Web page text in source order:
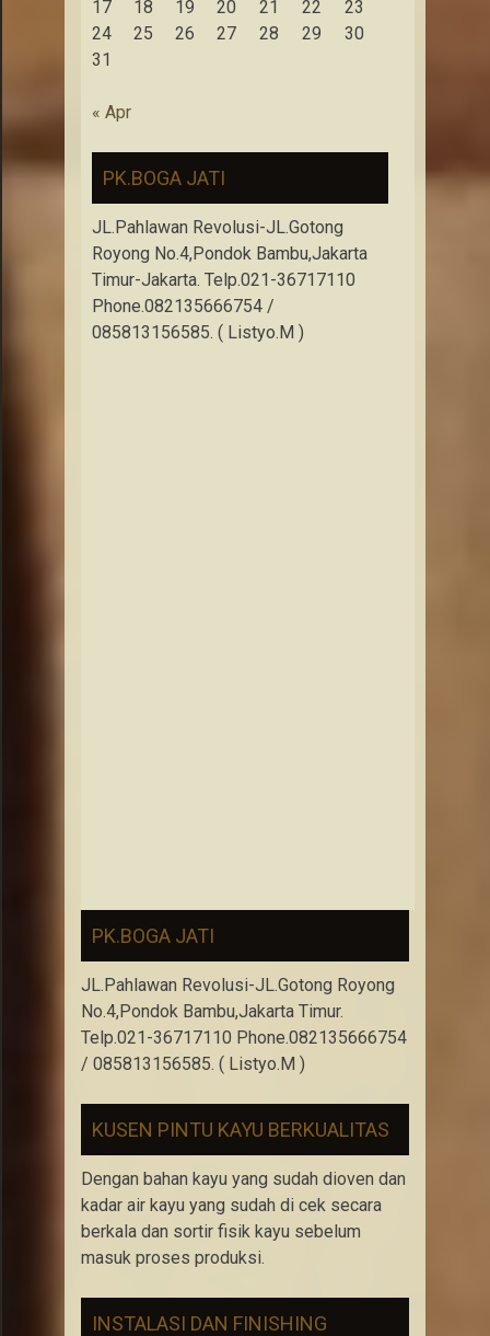
17
18 19 20 21 22
23
24
25 26 27 28 29
30
31
« Apr
PK.BOGA JATI
JL.Pahlawan Revolusi-JL.Gotong
Royong No.4,Pondok Bambu,Jakarta
Timur-Jakarta. Telp.021-36717110
Phone.082135666754 /
085813156585. ( Listyo.M )
PK.BOGA JATI
JL.Pahlawan Revolusi-JL.Gotong Royong
No.4,Pondok Bambu,Jakarta Timur.
Telp.021-36717110 Phone.082135666754
/ 085813156585. ( Listyo.M )
KUSEN PINTU KAYU BERKUALITAS
Dengan bahan kayu yang sudah dioven dan
kadar air kayu yang sudah di cek secara
berkala dan sortir fisik kayu sebelum
masuk proses produksi.
INSTALASI DAN FINISHING